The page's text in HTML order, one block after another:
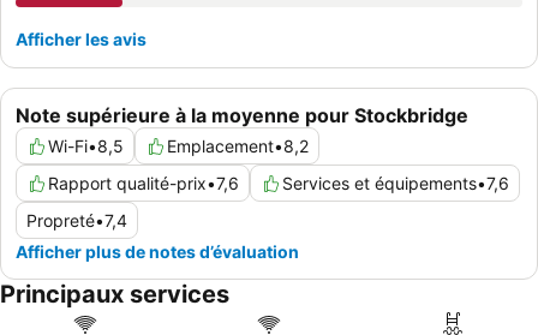
Note supérieure à la moyenne pour Stockbridge
Wi-Fi•8,5 Emplacement•8,2
Rapport qualité-prix•7,6 Services et équipements•7,6
Propreté•7,4
Afficher plus de notes d’évaluation
Afficher les avis
Principaux services